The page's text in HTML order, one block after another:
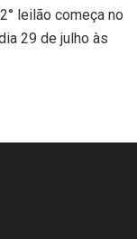
leilão começa no
29 de julho às